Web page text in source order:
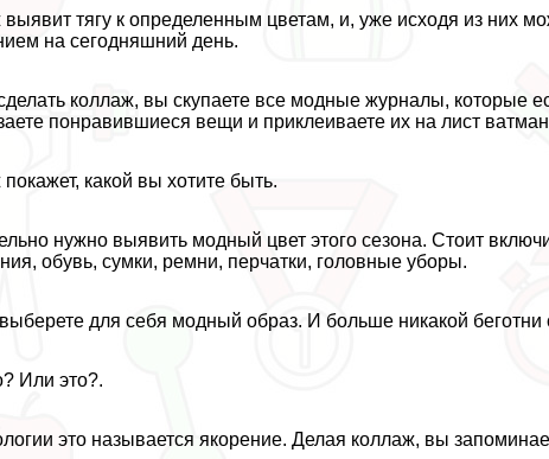
выявит тягу к определенным цветам, и, уже исходя из них
на сегодняшний день.
коллаж, вы скупаете все модные журналы, которые
понравившиеся вещи и приклеиваете их на лист
какой вы хотите быть.
нужно выявить модный цвет этого сезона. Стоит
обувь, сумки, ремни, перчатки, головные уборы.
для себя модный образ. И больше никакой
Или это?.
это называется якорение. Делая коллаж, вы